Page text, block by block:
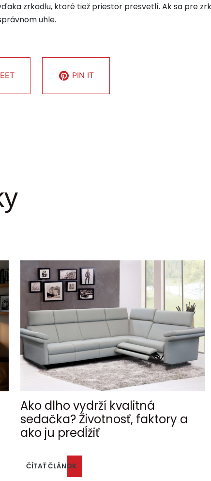
zrkadlu, ktoré tiež priestor presvetlí. Ak sa pre
uhle.
PIN IT
Ako dlho vydrží kvalitná
sedačka? Životnosť, faktory a
ako ju predĺžiť
ČÍTAŤ ČLÁNOK